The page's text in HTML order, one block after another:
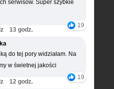
serwisów. Super szybkie
19
13 godz.
do tej pory widziałam. Na
w świetnej jakości
19
12 godz.